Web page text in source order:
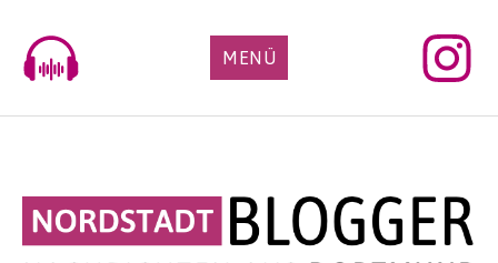
content
MENÜ